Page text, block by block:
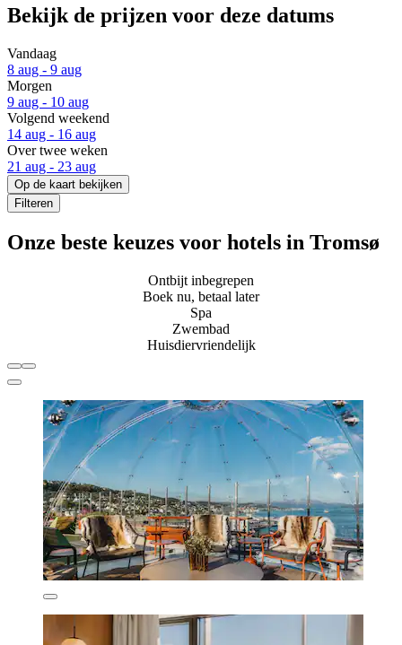
Bekijk de prijzen voor deze datums
Vandaag
8 aug - 9 aug
Morgen
9 aug - 10 aug
Volgend weekend
14 aug - 16 aug
Over twee weken
21 aug - 23 aug
Op de kaart bekijken
Filteren
Onze beste keuzes voor hotels in Tromsø
Ontbijt inbegrepen
Boek nu, betaal later
Spa
Zwembad
Huisdiervriendelijk